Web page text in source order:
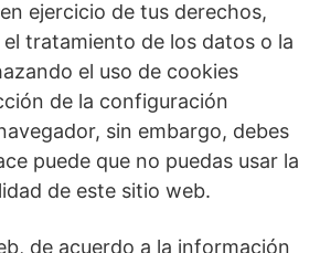
ejercicio de tus derechos,
tratamiento de los datos o la
el uso de cookies
de la configuración
sin embargo, debes
puede que no puedas usar la
de este sitio web.
de acuerdo a la información